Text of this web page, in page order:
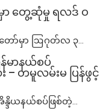
မှာ တွေ့ဆုံမှု ရလဒ် ဝ
တော်မှာ ဩဂုတ်လ ၃...
မာနယ်စပ်
တမူလမ်းမ ပြန်ဖွင့်
န္ဒိယနယ်စပ်ဖြစ်တဲ့...